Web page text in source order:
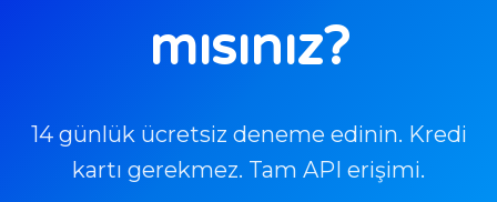
mısınız?
14 günlük ücretsiz deneme edinin. Kredi
kartı gerekmez. Tam API erişimi.